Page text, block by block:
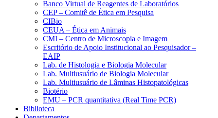
Banco Virtual de Reagentes de Laboratórios
CEP – Comitê de Ética em Pesquisa
CIBio
CEUA – Ética em Animais
CMI – Centro de Microscopia e Imagem
Escritório de Apoio Institucional ao Pesquisador –
EAIP
Lab. de Histologia e Biologia Molecular
Lab. Multiusuário de Biologia Molecular
Lab. Multiusuário de Lâminas Histopatológicas
Biotério
EMU – PCR quantitativa (Real Time PCR)
Biblioteca